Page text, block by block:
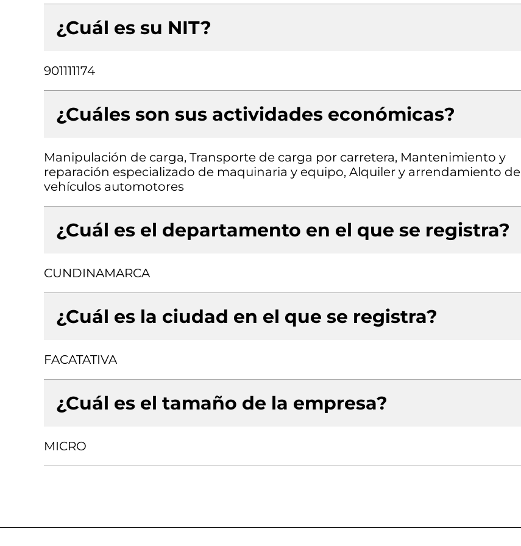
¿Cuál es su NIT?
901111174
¿Cuáles son sus actividades económicas?
Manipulación de carga, Transporte de carga por carretera, Mantenimiento y
reparación especializado de maquinaria y equipo, Alquiler y arrendamiento de
vehículos automotores
¿Cuál es el departamento en el que se registra?
CUNDINAMARCA
¿Cuál es la ciudad en el que se registra?
FACATATIVA
¿Cuál es el tamaño de la empresa?
MICRO